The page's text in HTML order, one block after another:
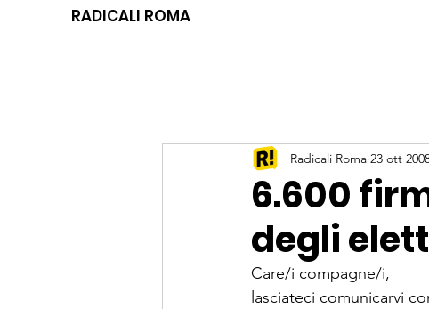
RADICALI ROMA
6.600
degli
Radicali Roma 23 ott
Care/i compagne/i,
lasciateci comunicarvi